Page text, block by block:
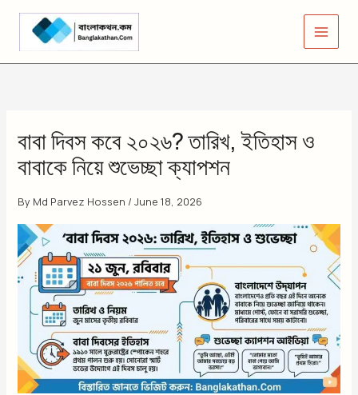
Skip
content
বাবা দিবস কবে ২০২৬? তারিখ, ইতিহাস ও
বাবাকে নিয়ে শুভেচ্ছা ক্যাপশন
By Md Parvez Hossen /June 18, 2026